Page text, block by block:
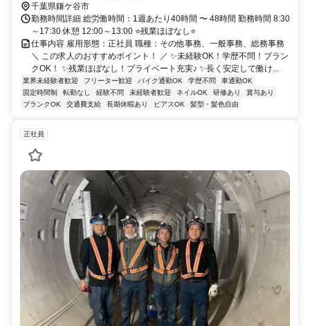
千葉県鎌ケ谷市
勤務時間詳細 総労働時間：1週あたり40時間 〜 48時間 勤務時間 8:30
～17:30 休憩 12:00～13:00 ⭐残業ほぼなし⭐
仕事内容 雇用形態：正社員 職種：その他事務、一般事務、総務事務
＼ この求人のおすすめポイント！ ／ ✨未経験OK！学歴不問！ブラン
クOK！ ✨残業ほぼなし！プライベート充実♪ ✨長く安定して働け...
業界未経験者歓迎 フリーター歓迎 バイク通勤OK 学歴不問
車通勤OK
固定時間制
転勤なし 経験不問 未経験者歓迎 ネイルOK 研修あり
賞与あり
ブランクOK
交通費支給 長期休暇あり ピアスOK 髪型・髪色自由
正社員